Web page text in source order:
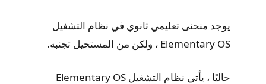
يوجد منحنى تعليمي ثانوي في نظام التشغيل
Elementary OS ، ولكن من المستحيل تجنبه.
حاليًا ، يأتي نظام التشغيل Elementary OS